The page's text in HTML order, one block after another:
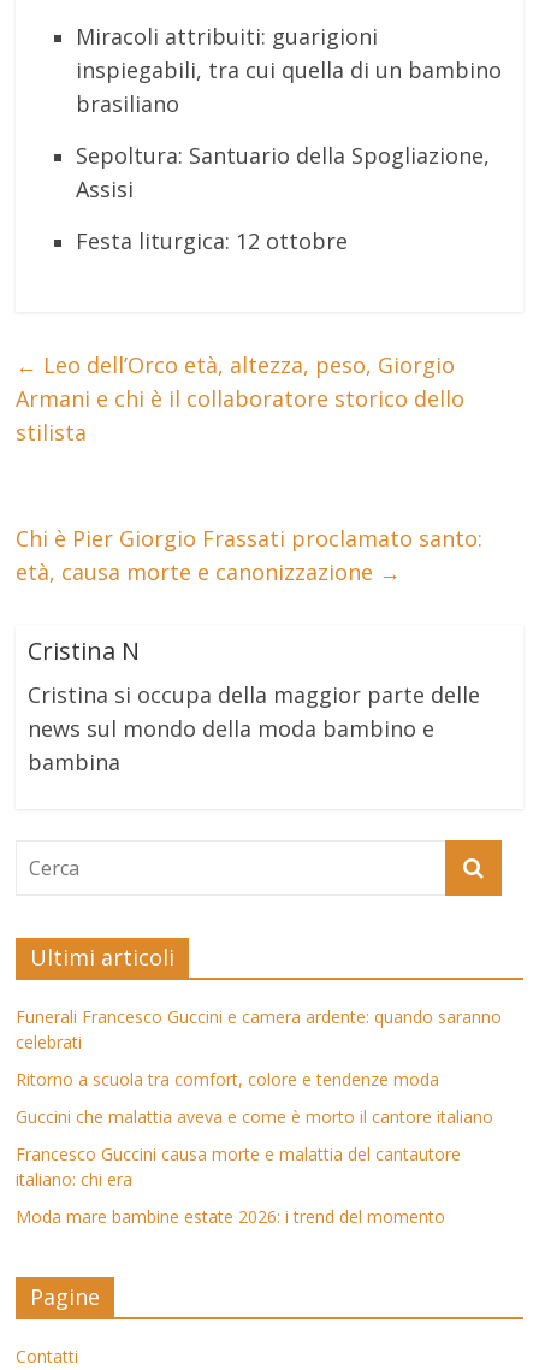
Miracoli attribuiti: guarigioni
inspiegabili, tra cui quella di un bambino
brasiliano
Sepoltura: Santuario della Spogliazione,
Assisi
Festa liturgica: 12 ottobre
← Leo dell’Orco età, altezza, peso, Giorgio
Armani e chi è il collaboratore storico dello
stilista
Chi è Pier Giorgio Frassati proclamato santo:
età, causa morte e canonizzazione →
Cristina N
Cristina si occupa della maggior parte delle
news sul mondo della moda bambino e
bambina
Ultimi articoli
Funerali Francesco Guccini e camera ardente: quando saranno
celebrati
Ritorno a scuola tra comfort, colore e tendenze moda
Guccini che malattia aveva e come è morto il cantore italiano
Francesco Guccini causa morte e malattia del cantautore
italiano: chi era
Moda mare bambine estate 2026: i trend del momento
Pagine
Contatti